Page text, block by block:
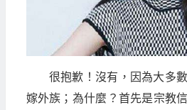
很抱歉！沒有，因為大多
嫁外族；為什麼？首先是宗教